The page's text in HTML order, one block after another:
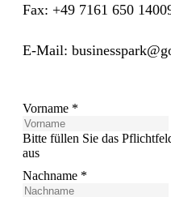
Fax: +49 7161 650
E-Mail:
Vorname *
Bitte füllen Sie das
aus
Nachname *